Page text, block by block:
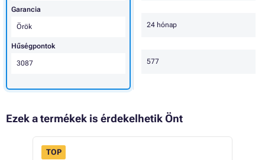
24 hónap
577
Garancia
Örök
Hűségpontok
3087
Ezek a termékek is érdekelhetik Önt
TOP